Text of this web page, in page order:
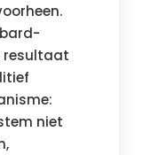
resultaat
niet